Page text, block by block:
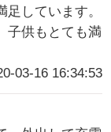
しています。
子供もとても満
03-16 16:34:53